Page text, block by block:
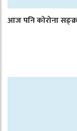
आज पनि कोरोना